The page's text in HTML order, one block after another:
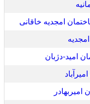
امجدیه خاقانی
امید-دژبان